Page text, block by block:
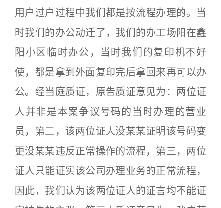
用户过户过程中我们都是按流程办理的。当
时我们的办公动迁了，我们的办工场阳在鑫
阳小区临时办公，当时我们的复印机不好
使，都是拿到外面复印完后拿回来再可以办
公。经当庭质证，原告质证意见为：两位证
人并非是本案争议号码的当时办理的营业
员，第二，该两位证人没某某证明该号码变
更没某某违反正常操作的流程，第三，两位
证人只能证实该公司办理业务的正常流程，
因此，我们认为该两位证人的证言均不能证